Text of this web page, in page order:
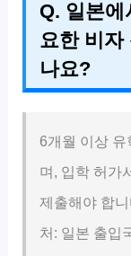
Q. 일본에
요한 비자
나요?
6개월 이상
며, 입학 허가
제출해야 합
처: 일본 출입